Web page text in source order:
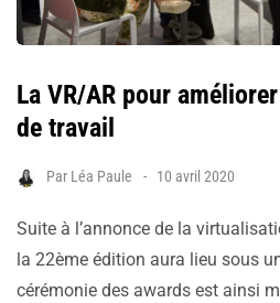
La VR/AR pour
de travail
Par Léa Paule 10 avril 2020
Suite à l’annonce de la
la 22ème édition aura lieu sous
cérémonie des awards est ainsi